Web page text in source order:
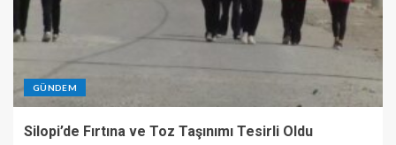
GÜNDEM
Silopi’de Fırtına ve Toz Taşınımı Tesirli Oldu